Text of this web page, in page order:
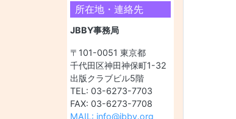
所在地・連絡先
JBBY事務局
〒101-0051 東京都
千代田区神田神保町1-32
出版クラブビル5階
TEL: 03-6273-7703
FAX: 03-6273-7708
MAIL: info@jbby.org